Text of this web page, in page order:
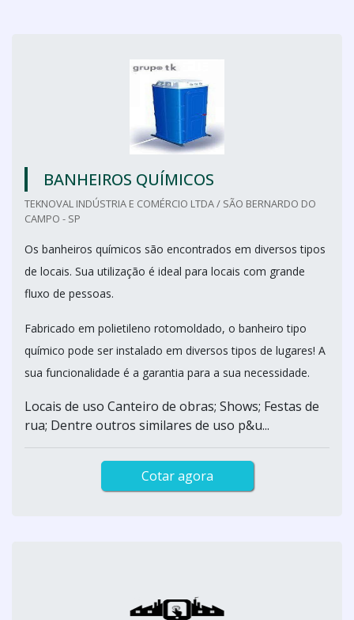
BANHEIROS QUÍMICOS
TEKNOVAL INDÚSTRIA E COMÉRCIO LTDA / SÃO BERNARDO DO
CAMPO - SP
Os banheiros químicos são encontrados em diversos tipos
de locais. Sua utilização é ideal para locais com grande
fluxo de pessoas.
Fabricado em polietileno rotomoldado, o banheiro tipo
químico pode ser instalado em diversos tipos de lugares! A
sua funcionalidade é a garantia para a sua necessidade.
Locais de uso Canteiro de obras; Shows; Festas de
rua; Dentre outros similares de uso p&u...
Cotar agora